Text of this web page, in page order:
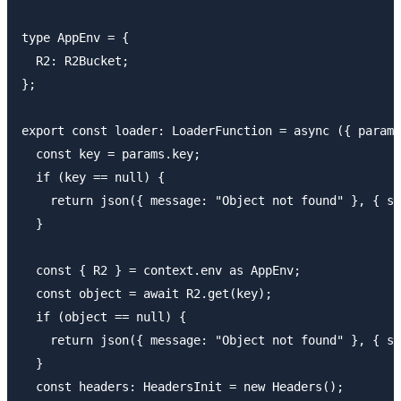
type AppEnv = {
  R2: R2Bucket;
};
export const loader: LoaderFunction = async ({
  const key = params.key;
  if (key == null) {
return json({ message: "Object not found" }, {
  }
  const { R2 } = context.env as AppEnv;
  const object = await R2.get(key);
  if (object == null) {
return json({ message: "Object not found" }, {
  }
  const headers: HeadersInit = new Headers();